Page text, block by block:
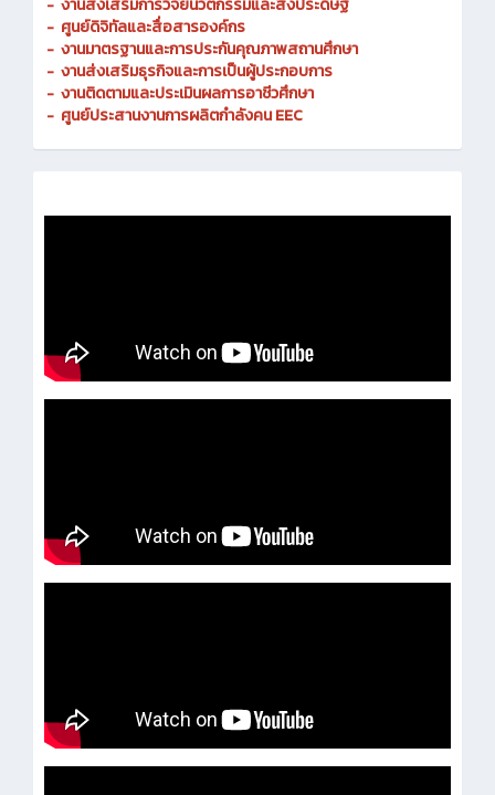
- งานพัฒนายุทธศาสตร์แผนงานและงบประมาณ
- งานส่งเสริมการวิจัยนวัตกรรมและสิ่งประดิษฐ์
- ศูนย์ดิจิทัลและสื่อสารองค์กร
- งานมาตรฐานและการประกันคุณภาพสถานศึกษา
- งานส่งเสริมธุรกิจและการเป็นผู้ประกอบการ
- งานติดตามและประเมินผลการอาชีวศึกษา
-ศูนย์ประสานงานการผลิตกำลังคน EEC